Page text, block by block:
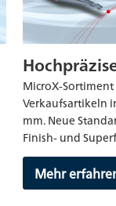
MicroX-
Verkaufsartikeln
mm. Neue
Finish- und
Mehr